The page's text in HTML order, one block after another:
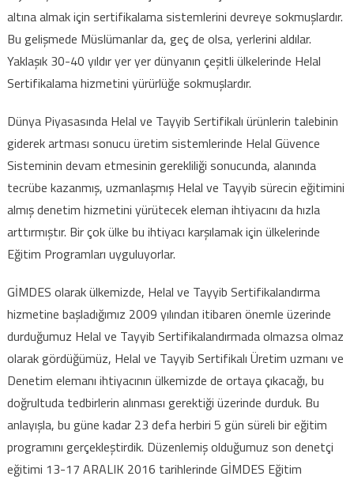
altına almak için sertifikalama sistemlerini devreye sokmuşlardır.
Bu gelişmede Müslümanlar da, geç de olsa, yerlerini aldılar.
Yaklaşık 30-40 yıldır yer yer dünyanın çeşitli ülkelerinde Helal
Sertifikalama hizmetini yürürlüğe sokmuşlardır.
Dünya Piyasasında Helal ve Tayyib Sertifikalı ürünlerin talebinin
giderek artması sonucu üretim sistemlerinde Helal Güvence
Sisteminin devam etmesinin gerekliliği sonucunda, alanında
tecrübe kazanmış, uzmanlaşmış Helal ve Tayyib sürecin eğitimini
almış denetim hizmetini yürütecek eleman ihtiyacını da hızla
arttırmıştır. Bir çok ülke bu ihtiyacı karşılamak için ülkelerinde
Eğitim Programları uyguluyorlar.
GİMDES olarak ülkemizde, Helal ve Tayyib Sertifikalandırma
hizmetine başladığımız 2009 yılından itibaren önemle üzerinde
durduğumuz Helal ve Tayyib Sertifikalandırmada olmazsa olmaz
olarak gördüğümüz, Helal ve Tayyib Sertifikalı Üretim uzmanı ve
Denetim elemanı ihtiyacının ülkemizde de ortaya çıkacağı, bu
doğrultuda tedbirlerin alınması gerektiği üzerinde durduk. Bu
anlayışla, bu güne kadar 23 defa herbiri 5 gün süreli bir eğitim
programını gerçekleştirdik. Düzenlemiş olduğumuz son denetçi
eğitimi 13-17 ARALIK 2016 tarihlerinde GİMDES Eğitim